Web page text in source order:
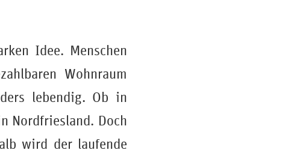
Idee. Menschen
Wohnraum
lebendig. Ob in
Nordfriesland. Doch
wird der laufende